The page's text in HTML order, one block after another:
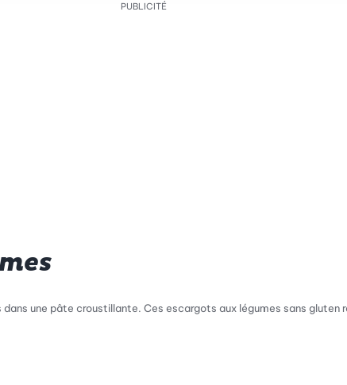
PUBLICITÉ
une pâte croustillante. Ces escargots aux légumes sans gluten